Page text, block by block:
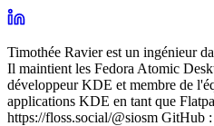
Timothée Ravier est un ingénieur
Il maintient les Fedora Atomic
développeur KDE et membre de
applications KDE en tant que
https://floss.social/@siosm GitHub